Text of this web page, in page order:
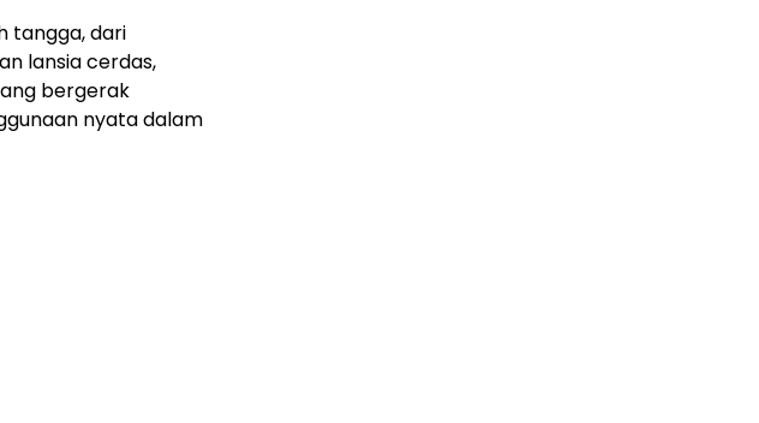
tangga, dari
lansia cerdas,
bergerak
nyata dalam